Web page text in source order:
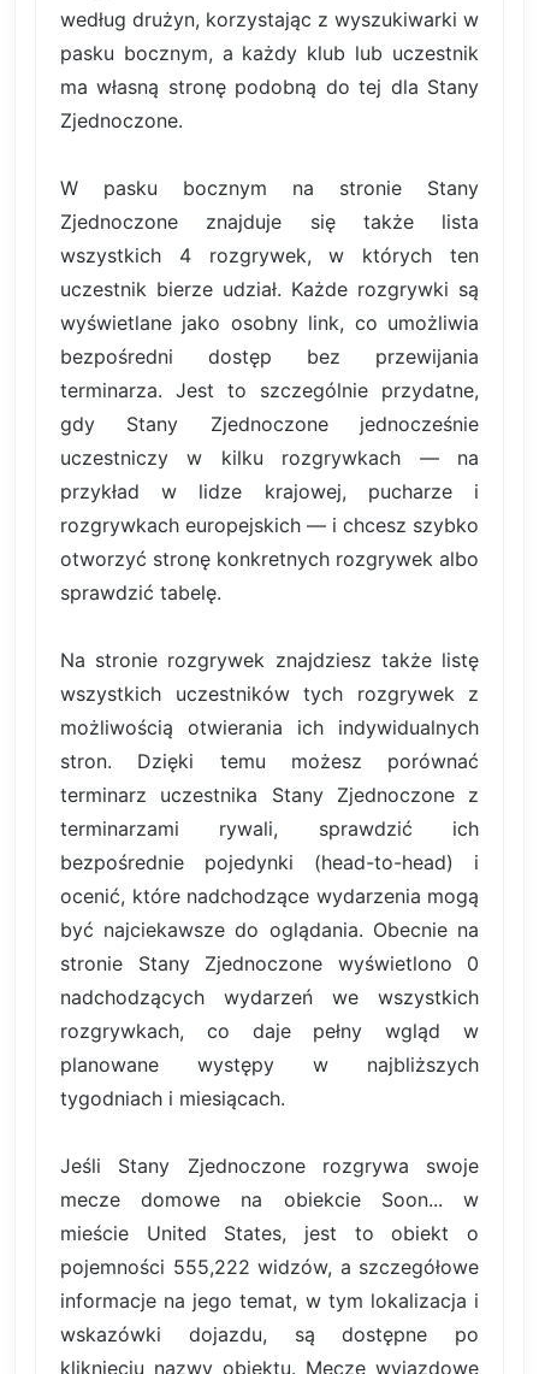
według drużyn, korzystając z wyszukiwarki w
pasku bocznym, a każdy klub lub uczestnik
ma własną stronę podobną do tej dla Stany
Zjednoczone.
W pasku bocznym na stronie Stany
Zjednoczone znajduje się także lista
wszystkich 4 rozgrywek, w których ten
uczestnik bierze udział. Każde rozgrywki są
wyświetlane jako osobny link, co umożliwia
bezpośredni dostęp bez przewijania
terminarza. Jest to szczególnie przydatne,
gdy Stany Zjednoczone jednocześnie
uczestniczy w kilku rozgrywkach — na
przykład w lidze krajowej, pucharze i
rozgrywkach europejskich — i chcesz szybko
otworzyć stronę konkretnych rozgrywek albo
sprawdzić tabelę.
Na stronie rozgrywek znajdziesz także listę
wszystkich uczestników tych rozgrywek z
możliwością otwierania ich indywidualnych
stron. Dzięki temu możesz porównać
terminarz uczestnika Stany Zjednoczone z
terminarzami rywali, sprawdzić ich
bezpośrednie pojedynki (head-to-head) i
ocenić, które nadchodzące wydarzenia mogą
być najciekawsze do oglądania. Obecnie na
stronie Stany Zjednoczone wyświetlono 0
nadchodzących wydarzeń we wszystkich
rozgrywkach, co daje pełny wgląd w
planowane występy w najbliższych
tygodniach i miesiącach.
Jeśli Stany Zjednoczone rozgrywa swoje
mecze domowe na obiekcie Soon... w
mieście United States, jest to obiekt o
pojemności 555,222 widzów, a szczegółowe
informacje na jego temat, w tym lokalizacja i
wskazówki dojazdu, są dostępne po
kliknięciu nazwy obiektu. Mecze wyjazdowe